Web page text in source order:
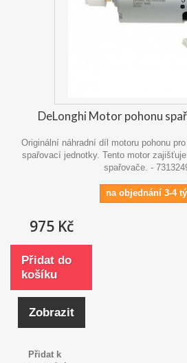
DeLonghi Motor pohonu
Originální náhradní díl motoru pohonu
spařovací jednotky. Tento motor
spařovače. -
na objednání 3-4
975 Kč
Přidat do
košíku
Zobrazit
Přidat k